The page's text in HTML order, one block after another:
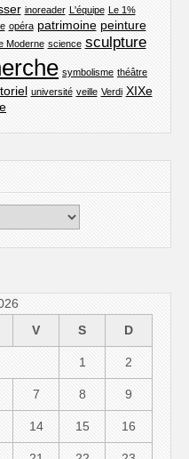
inoreader L'équipe Le 1%
opéra patrimoine peinture
Moderne science sculpture
symbolisme théâtre
université veille Verdi XIXe
V S D
1 2
7 8 9
14 15 16